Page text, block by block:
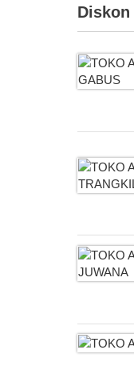
Diskon